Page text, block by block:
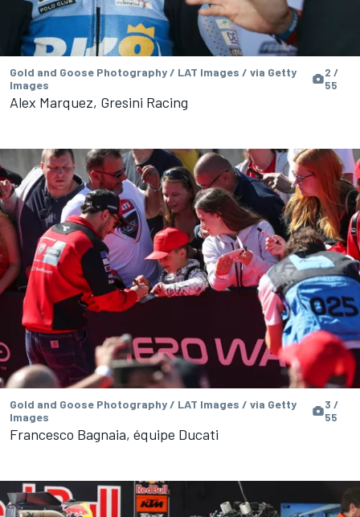
Gold and Goose Photography / LAT Images / via Getty
Images
2 /
55
Alex Marquez, Gresini Racing
Gold and Goose Photography / LAT Images / via Getty
Images
3 /
55
Francesco Bagnaia, équipe Ducati